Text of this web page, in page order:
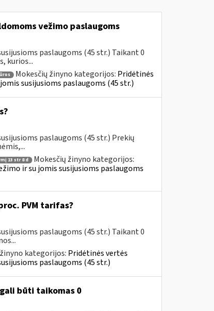
vežimo paslaugoms
paslaugoms (45 str.) Taikant 0
kurios...
Mokesčių žinyno kategorijos: Pridėtinės
susijusioms paslaugoms (45 str.)
paslaugoms (45 str.) Prekių
13 str 8 d
Mokesčių žinyno kategorijos:
ir su jomis susijusioms paslaugoms
PVM tarifas?
paslaugoms (45 str.) Taikant 0
kategorijos: Pridėtinės vertės
paslaugoms (45 str.)
būti taikomas 0